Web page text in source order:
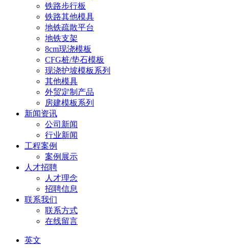
铁路步行板
铁路其他模具
地铁疏散平台
地铁支架
8cm现浇模板
CFG桩/垫石模板
现浇护坡模板系列
其他模具
外贸定制产品
房建模板系列
新闻资讯
公司新闻
行业新闻
工程案例
案例展示
人才招聘
人才理念
招聘信息
联系我们
联系方式
在线留言
英文